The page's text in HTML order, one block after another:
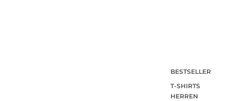
BESTSELLER
T-SHIRTS
HERREN